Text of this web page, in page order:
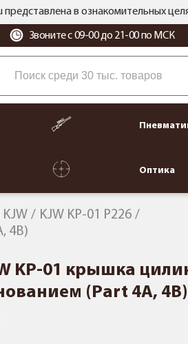
представлена в ознакомительных
Звоните с 09-00 до 21-00 по МСК
Оптика
KJW KP-01 P226
4B)
KP-01 крышка
(Part 4A, 4B)